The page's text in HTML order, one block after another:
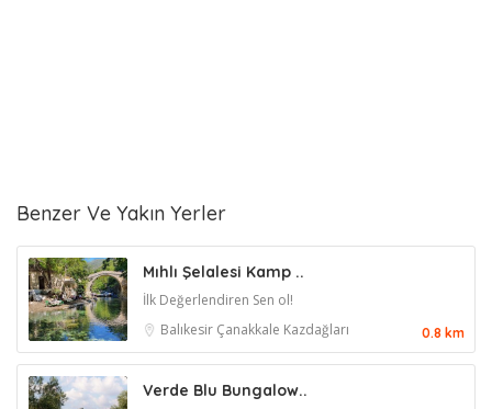
Benzer Ve Yakın Yerler
Mıhlı Şelalesi Kamp ..
İlk Değerlendiren Sen ol!
Balıkesir Çanakkale Kazdağları 0.8 km
Verde Blu Bungalow..